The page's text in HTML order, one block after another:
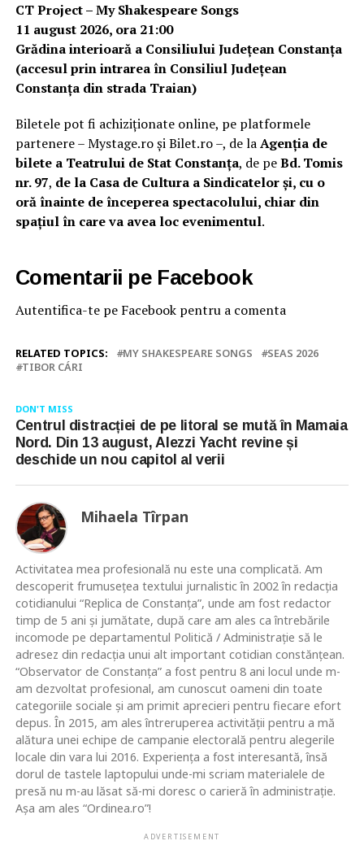
CT Project – My Shakespeare Songs
11 august 2026, ora 21:00
Grădina interioară a Consiliului Județean Constanța
(accesul prin intrarea în Consiliul Județean
Constanța din strada Traian)
Biletele pot fi achiziționate online, pe platformele
partenere – Mystage.ro și Bilet.ro –, de laAgenția de
bilete a Teatrului de Stat Constanța, de peBd. Tomis
nr. 97, de la Casa de Cultura a Sindicatelor și, cu o
oră înainte de începerea spectacolului, chiar din
spațiul în care va avea loc evenimentul.
Comentarii pe Facebook
Autentifica-te pe Facebook pentru a comenta
RELATED TOPICS: MY SHAKESPEARE SONGS
SEAS 2026
TIBOR CÁRI
DON'T MISS
Centrul distracției de pe litoral se mută în Mamaia
Nord. Din 13 august, Alezzi Yacht revine și
deschide un nou capitol al verii
Mihaela Tîrpan
Activitatea mea profesională nu este una complicată. Am
descoperit frumusețea textului jurnalistic în 2002 în redacția
cotidianului “Replica de Constanța”, unde am fost redactor
timp de 5 ani și jumătate, după care am ales ca întrebările
incomode pe departamentul Politică / Administrație să le
adresez din redacția unui alt important cotidian constănțean.
“Observator de Constanța” a fost pentru 8 ani locul unde m-
am dezvoltat profesional, am cunoscut oameni din toate
categoriile sociale și am primit aprecieri pentru fiecare efort
depus. În 2015, am ales întreruperea activității pentru a mă
alătura unei echipe de campanie electorală pentru alegerile
locale din vara lui 2016. Experiența a fost interesantă, însă
dorul de tastele laptopului unde-mi scriam materialele de
presă nu m-au lăsat să-mi doresc o carieră în administrație.
Așa am ales “Ordinea.ro”!
ADVERTISEMENT